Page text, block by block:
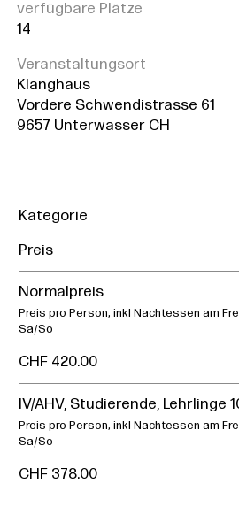
verfügbare Plätze
14
Veranstaltungsort
Klanghaus
Vordere Schwendistrasse 61
9657 Unterwasser CH
Kategorie
Preis
Normalpreis
Preis pro Person, inkl Nachtessen am
Sa/So
CHF 420.00
IV/AHV, Studierende, Lehrlinge
Preis pro Person, inkl Nachtessen am
Sa/So
CHF 378.00